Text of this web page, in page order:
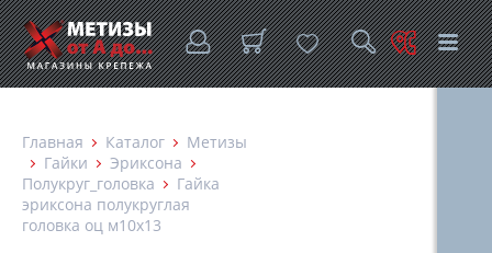
Главная Каталог
Метизы
Гайки
Эриксона
Полукруг_головка
Гайка
эриксона полукруглая
головка оц м10х13